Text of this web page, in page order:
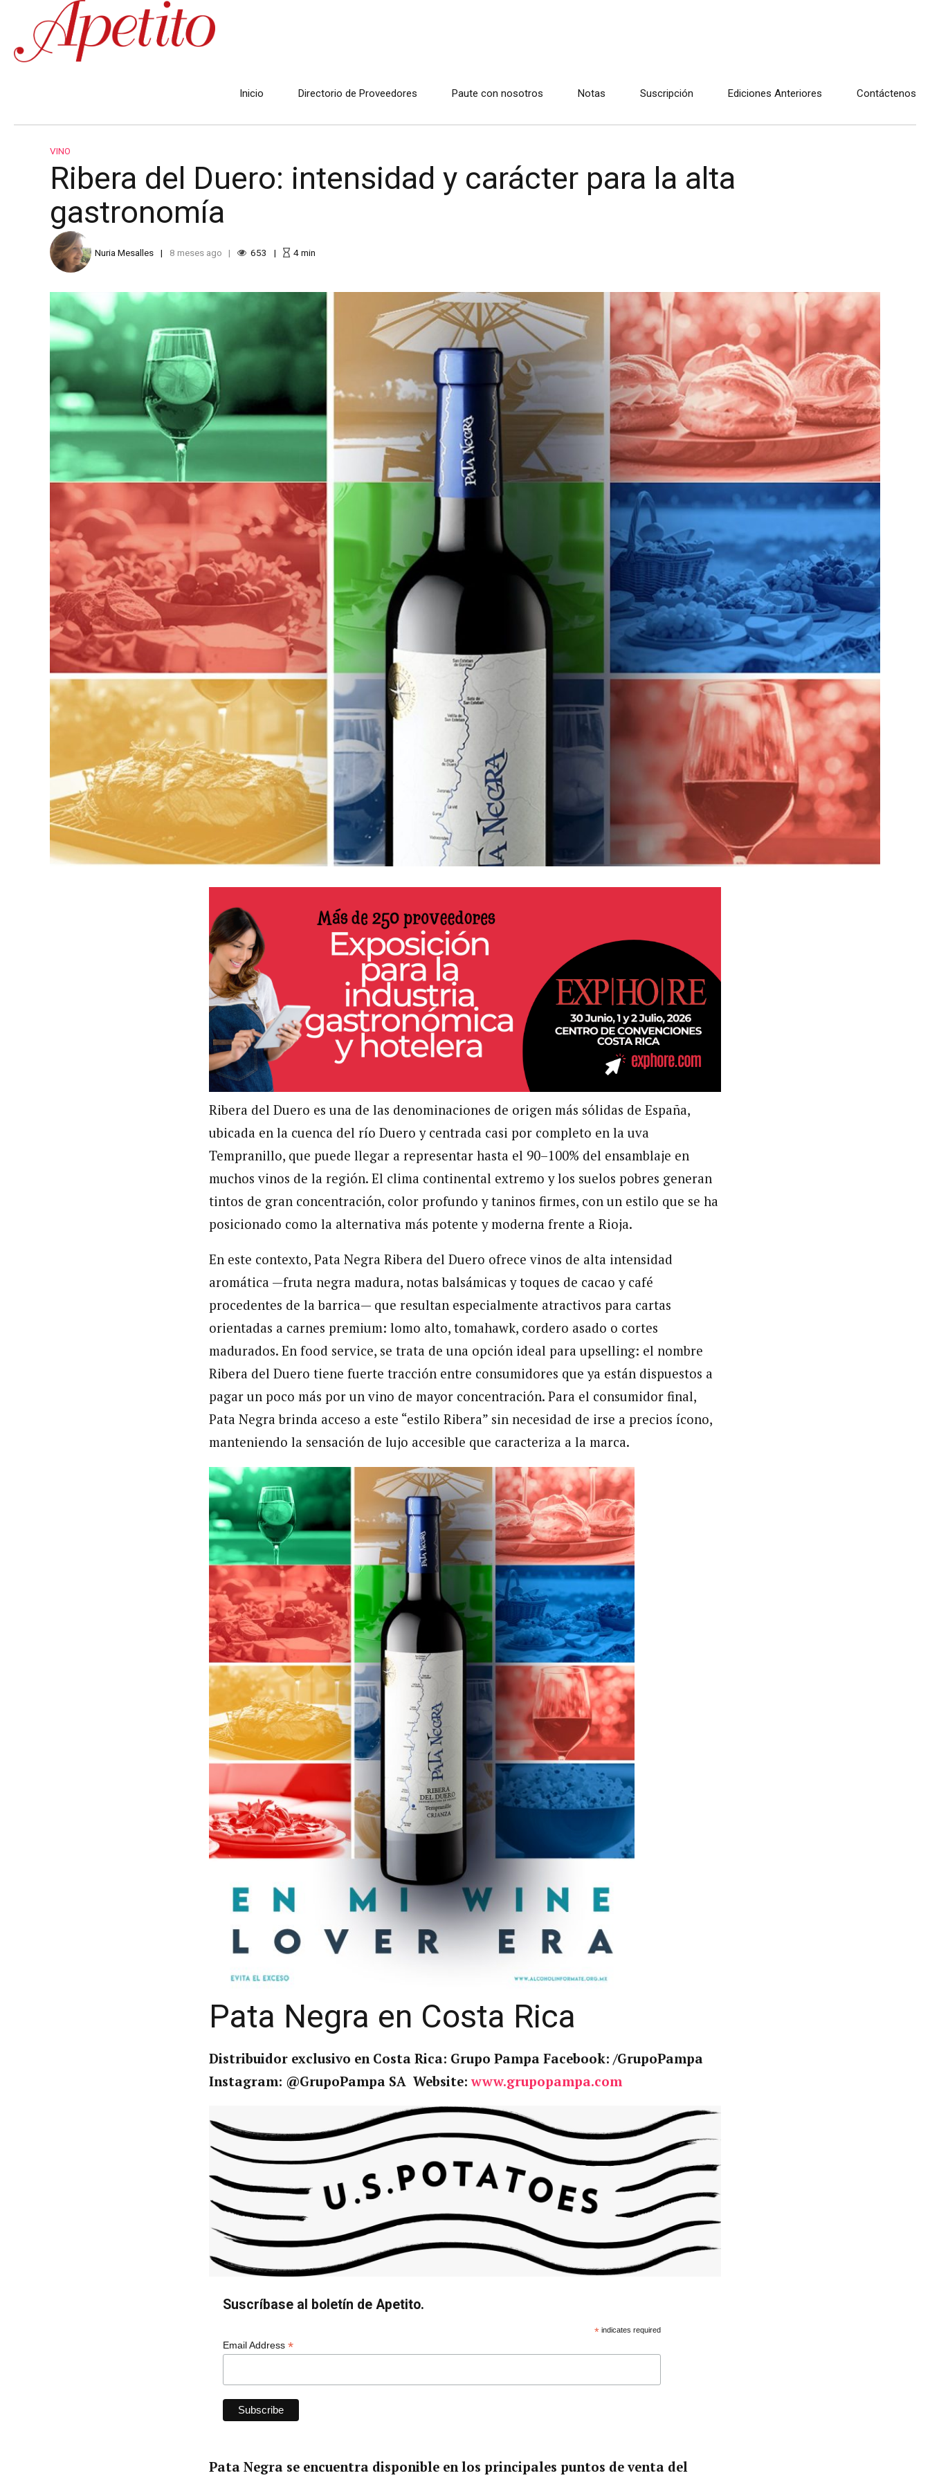
Inicio Directorio de Proveedores Paute con nosotros Notas Suscripción Ediciones Anteriores Contáctenos
VINO
Ribera del Duero: intensidad y carácter para la alta
gastronomía
Nuria Mesalles 8 meses ago 653 4min
Ribera del Duero es una de las denominaciones de origen más sólidas de España,
ubicada en la cuenca del río Duero y centrada casi por completo en la uva
Tempranillo, que puede llegar a representar hasta el 90–100% del ensamblaje en
muchos vinos de la región. El clima continental extremo y los suelos pobres generan
tintos de gran concentración, color profundo y taninos firmes, con un estilo que se ha
posicionado como la alternativa más potente y moderna frente a Rioja.
En este contexto, Pata Negra Ribera del Duero ofrece vinos de alta intensidad
aromática —fruta negra madura, notas balsámicas y toques de cacao y café
procedentes de la barrica— que resultan especialmente atractivos para cartas
orientadas a carnes premium: lomo alto, tomahawk, cordero asado o cortes
madurados. En food service, se trata de una opción ideal para upselling: el nombre
Ribera del Duero tiene fuerte tracción entre consumidores que ya están dispuestos a
pagar un poco más por un vino de mayor concentración. Para el consumidor final,
Pata Negra brinda acceso a este “estilo Ribera” sin necesidad de irse a precios ícono,
manteniendo la sensación de lujo accesible que caracteriza a la marca.
Pata Negra en Costa Rica
Distribuidor exclusivo en Costa Rica: Grupo Pampa Facebook: /GrupoPampa
Instagram: @GrupoPampa SA Website:www.grupopampa.com
Suscríbase al boletín de Apetito.
*indicates required
Email Address *
Pata Negra se encuentra disponible en los principales puntos de venta del